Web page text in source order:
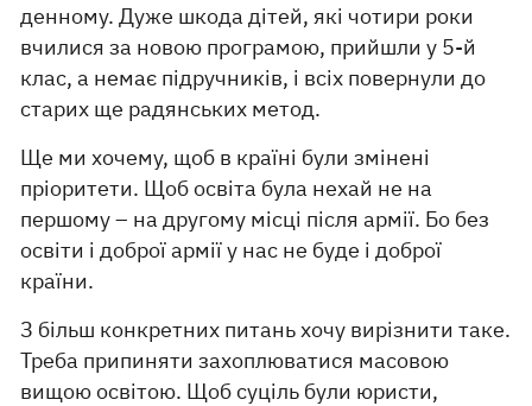
денному. Дуже шкода дітей, які чотири роки
вчилися за новою програмою, прийшли у 5-й
клас, а немає підручників, і всіх повернули до
старих ще радянських метод.
Ще ми хочему, щоб в країні були змінені
пріоритети. Щоб освіта була нехай не на
першому – на другому місці після армії. Бо без
освіти і доброї армії у нас не буде і доброї
країни.
З більш конкретних питань хочу вирізнити таке.
Треба припиняти захоплюватися масовою
вищою освітою. Щоб суціль були юристи,